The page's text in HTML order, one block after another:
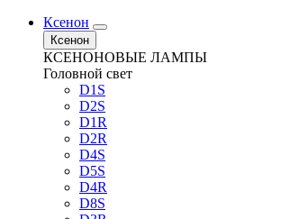
Ксенон
Ксенон
КСЕНОНОВЫЕ ЛАМПЫ
Головной свет
D1S
D2S
D1R
D2R
D4S
D5S
D4R
D8S